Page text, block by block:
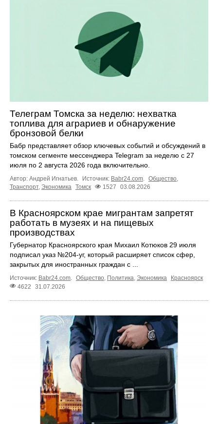
Телеграм Томска за неделю: нехватка
топлива для аграриев и обнаружение
бронзовой белки
Бабр представляет обзор ключевых событий и обсуждений в
томском сегменте мессенджера Telegram за неделю с 27
июля по 2 августа 2026 года включительно.
Автор: Андрей Игнатьев. Источник: Babr24.com. Общество,
Транспорт, Экономика Томск 1527 03.08.2026
В Красноярском крае мигрантам запретят
работать в музеях и на пищевых
производствах
Губернатор Красноярского края Михаил Котюков 29 июля
подписал указ №204-уг, который расширяет список сфер,
закрытых для иностранных граждан с ...
Источник: Babr24.com. Общество, Политика, Экономика
Красноярск
4622
31.07.2026